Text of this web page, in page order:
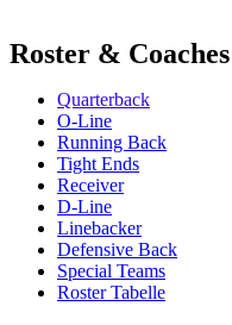
Roster & Coaches
Quarterback
O-Line
Running Back
Tight Ends
Receiver
D-Line
Linebacker
Defensive Back
Special Teams
Roster Tabelle